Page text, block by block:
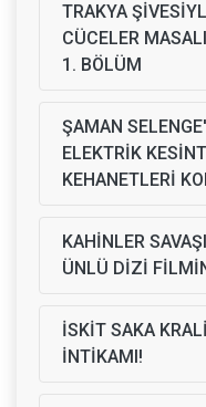
TRAKYA
CÜCELER
1. BÖLÜM
ŞAMAN
ELEKTRİK
KEHANETLERİ
KAHİNLER
ÜNLÜ DİZİ
İSKİT SAKA
İNTİKAMI!